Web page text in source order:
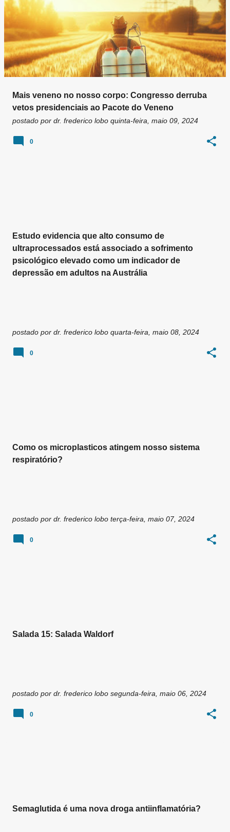
Mais veneno no nosso corpo: Congresso derruba
vetos presidenciais ao Pacote do Veneno
postado por dr. frederico lobo quinta-feira, maio 09, 2024
0
Estudo evidencia que alto consumo de
ultraprocessados está associado a sofrimento
psicológico elevado como um indicador de
depressão em adultos na Austrália
postado por dr. frederico lobo quarta-feira, maio 08, 2024
0
Como os microplasticos atingem nosso sistema
respiratório?
postado por dr. frederico lobo terça-feira, maio 07, 2024
0
Salada 15: Salada Waldorf
postado por dr. frederico lobo segunda-feira, maio 06, 2024
0
Semaglutida é uma nova droga antiinflamatória?